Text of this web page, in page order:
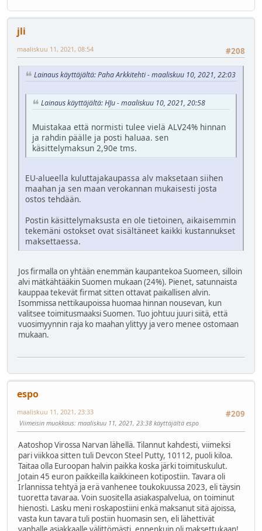
jli
#208
maaliskuu 11, 2021, 08:54
Lainaus käyttäjältä: Paha Arkkitehti - maaliskuu 10, 2021, 22:03
Lainaus käyttäjältä: HJu - maaliskuu 10, 2021, 20:58
Muistakaa että normisti tulee vielä ALV24% hinnan
ja rahdin päälle ja posti haluaa. sen
käsittelymaksun 2,90e tms.
EU-alueella kuluttajakaupassa alv maksetaan siihen
maahan ja sen maan verokannan mukaisesti josta
ostos tehdään.
Postin käsittelymaksusta en ole tietoinen, aikaisemmin
tekemäni ostokset ovat sisältäneet kaikki kustannukset
maksettaessa.
Jos firmalla on yhtään enemmän kaupantekoa Suomeen, silloin
alvi mätkähtääkin Suomen mukaan (24%). Pienet, satunnaista
kauppaa tekevät firmat sitten ottavat paikallisen alvin.
Isommissa nettikaupoissa huomaa hinnan nousevan, kun
valitsee toimitusmaaksi Suomen. Tuo johtuu juuri siitä, että
vuosimyynnin raja ko maahan ylittyy ja vero menee ostomaan
mukaan.
espo
#209
maaliskuu 11, 2021, 23:33
Viimeisin muokkaus: maaliskuu 11, 2021, 23:38 käyttäjältä espo
Aatoshop Virossa Narvan lähellä. Tilannut kahdesti, viimeksi
pari viikkoa sitten tuli Devcon Steel Putty, 10112, puoli kiloa.
Taitaa olla Euroopan halvin paikka koska järki toimituskulut.
Jotain 45 euron paikkeilla kaikkineen kotipostiin. Tavara oli
Irlannissa tehtyä ja erä vanhenee toukokuussa 2023, eli täysin
tuoretta tavaraa. Voin suositella asiakaspalvelua, on toiminut
hienosti. Lasku meni roskapostiini enkä maksanut sitä ajoissa,
vasta kun tavara tuli postiin huomasin sen, eli lähettivät